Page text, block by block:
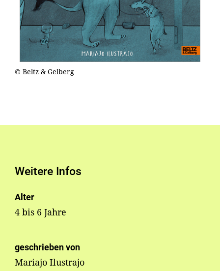
© Beltz & Gelberg
Weitere Infos
Alter
4 bis 6 Jahre
geschrieben von
Mariajo Ilustrajo